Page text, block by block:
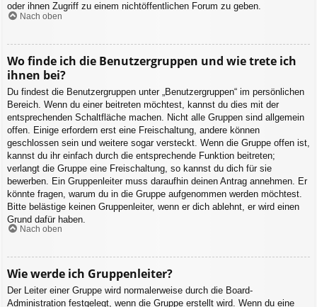
oder ihnen Zugriff zu einem nichtöffentlichen Forum zu geben.
Nach oben
Wo finde ich die Benutzergruppen und wie trete ich
ihnen bei?
Du findest die Benutzergruppen unter „Benutzergruppen“ im persönlichen
Bereich. Wenn du einer beitreten möchtest, kannst du dies mit der
entsprechenden Schaltfläche machen. Nicht alle Gruppen sind allgemein
offen. Einige erfordern erst eine Freischaltung, andere können
geschlossen sein und weitere sogar versteckt. Wenn die Gruppe offen ist,
kannst du ihr einfach durch die entsprechende Funktion beitreten;
verlangt die Gruppe eine Freischaltung, so kannst du dich für sie
bewerben. Ein Gruppenleiter muss daraufhin deinen Antrag annehmen. Er
könnte fragen, warum du in die Gruppe aufgenommen werden möchtest.
Bitte belästige keinen Gruppenleiter, wenn er dich ablehnt, er wird einen
Grund dafür haben.
Nach oben
Wie werde ich Gruppenleiter?
Der Leiter einer Gruppe wird normalerweise durch die Board-
Administration festgelegt, wenn die Gruppe erstellt wird. Wenn du eine